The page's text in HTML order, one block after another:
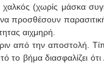
(χωρίς μάσκα
προσθέσουν
αιχμηρή.
από την αποστολή.
βήμα διασφαλίζει